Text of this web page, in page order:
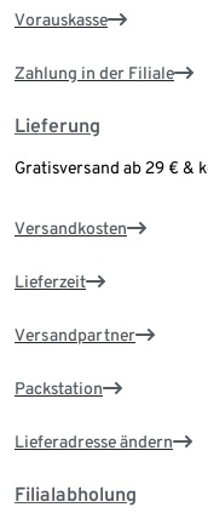
Vorauskasse
Zahlung in der Filiale
Lieferung
Gratisversand ab 29 € &
Versandkosten
Lieferzeit
Versandpartner
Packstation
Lieferadresse ändern
Filialabholung